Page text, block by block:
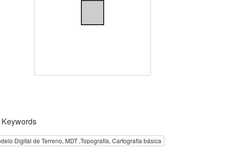
Keywords
Digital de Terreno, MDT ,Topografía, Cartografía básica